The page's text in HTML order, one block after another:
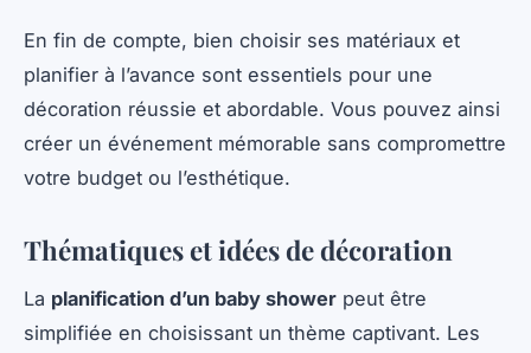
En fin de compte, bien choisir ses matériaux et
planifier à l’avance sont essentiels pour une
décoration réussie et abordable. Vous pouvez ainsi
créer un événement mémorable sans compromettre
votre budget ou l’esthétique.
Thématiques et idées de décoration
La planification d’un baby shower peut être
simplifiée en choisissant un thème captivant. Les